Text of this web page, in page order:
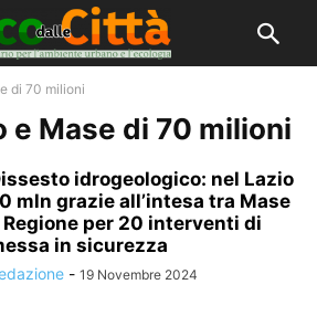
di 70 milioni
e Mase di 70 milioni
idrogeologico: nel Lazio
mln grazie all’intesa tra Mase
Regione per 20 interventi di
in sicurezza
- 19 Novembre 2024